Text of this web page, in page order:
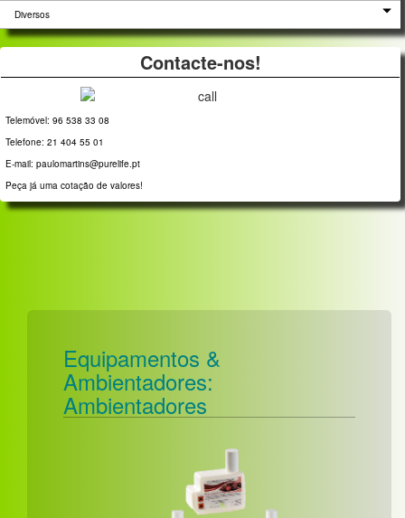
Diversos
Contacte-nos!
Telemóvel: 96 538 33 08
Telefone: 21 404 55 01
E-mail: paulomartins@purelife.pt
Peça já uma cotação de valores!
Equipamentos &
Ambientadores:
Ambientadores